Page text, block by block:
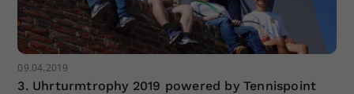
09.04.2019
3. Uhrturmtrophy 2019 powered by Tennispoint